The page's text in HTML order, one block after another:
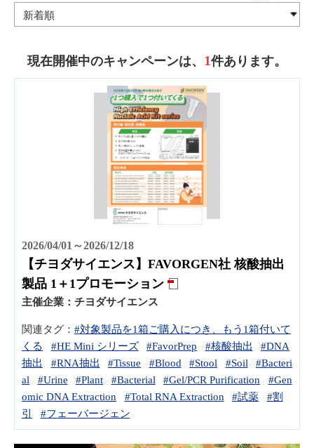
現在開催中のキャンペーンは、 1件あります。
2026/04/01～2026/12/18
【チヨダサイエンス】FAVORGEN社 核酸抽出
製品 1＋1プロモーション
主催企業： チヨダサイエンス
関連タグ： #対象製品を1箱ご購入につき、もう1箱付いて
くる
#HE Mini シリーズ #FavorPrep #核酸抽出
#DNA
抽出
#RNA抽出 #Tissue #Blood #Stool #Soil
#Bacteri
al
#Urine #Plant #Bacterial #Gel/PCR Purification
#Gen
omic DNA Extraction
#Total RNA Extraction #試薬
#割
引
#フェーバージェン